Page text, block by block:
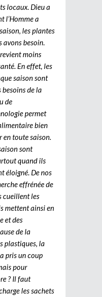
locaux. Dieu a
l’Homme a
les plantes
avons besoin.
moins
En effet, les
saison sont
de la
de
permet
bien
en toute saison.
sont
quand ils
éloigné. De nos
effrénée de
cueillent les
mettent ainsi en
et des
de la
plastiques, la
pris un coup
pour
? Il faut
les sachets